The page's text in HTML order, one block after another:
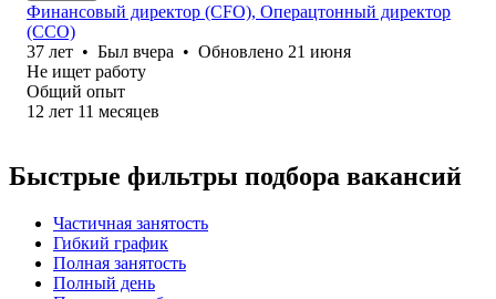
Финансовый директор (CFO), Операцтонный директор
(ССО)
37 лет • Был вчера • Обновлено 21 июня
Не ищет работу
Общий опыт
12 лет 11 месяцев
Быстрые фильтры подбора вакансий
Частичная занятость
Гибкий график
Полная занятость
Полный день